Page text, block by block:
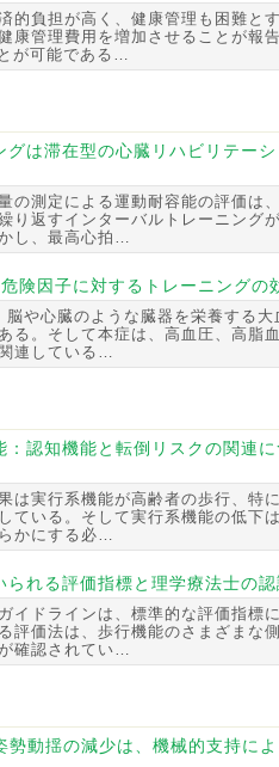
的負担が高く、健康管理も困難と
康管理費用を増加させることが報
が可能である…
は滞在型の心臓リハビリテー
の測定による運動耐容能の評価は
り返すインターバルトレーニング
し、最高心拍…
険因子に対するトレーニングの
脳や心臓のような臓器を栄養する
る。そして本症は、高血圧、高脂
連している…
認知機能と転倒リスクの関連
は実行系機能が高齢者の歩行、特
ている。そして実行系機能の低下
かにする必…
れる評価指標と理学療法士の認
イドラインは、標準的な評価指標
評価法は、歩行機能のさまざまな
確認されてい…
動揺の減少は、機械的支持に